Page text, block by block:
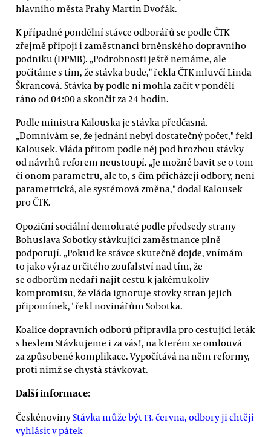
hlavního města Prahy Martin Dvořák.
K případné pondělní stávce odborářů se podle ČTK
zřejmě připojí i zaměstnanci brněnského dopravního
podniku (DPMB). „Podrobnosti ještě nemáme, ale
počítáme s tím, že stávka bude," řekla ČTK mluvčí Linda
Škrancová. Stávka by podle ní mohla začít v pondělí
ráno od 04:00 a skončit za 24 hodin.
Podle ministra Kalouska je stávka předčasná.
„Domnívám se, že jednání nebyl dostatečný počet," řekl
Kalousek. Vláda přitom podle něj pod hrozbou stávky
od návrhů reforem neustoupí. „Je možné bavit se o tom
či onom parametru, ale to, s čím přicházejí odbory, není
parametrická, ale systémová změna," dodal Kalousek
pro ČTK.
Opoziční sociální demokraté podle předsedy strany
Bohuslava Sobotky stávkující zaměstnance plně
podporují. „Pokud ke stávce skutečně dojde, vnímám
to jako výraz určitého zoufalství nad tím, že
se odborům nedaří najít cestu k jakémukoliv
kompromisu, že vláda ignoruje stovky stran jejich
připomínek," řekl novinářům Sobotka.
Koalice dopravních odborů připravila pro cestující leták
s heslem Stávkujeme i za vás!, na kterém se omlouvá
za způsobené komplikace. Vypočítává na něm reformy,
proti nimž se chystá stávkovat.
Další informace:
ČeskénovinyStávka může být 13. června, odbory ji chtějí
vyhlásit v pátek